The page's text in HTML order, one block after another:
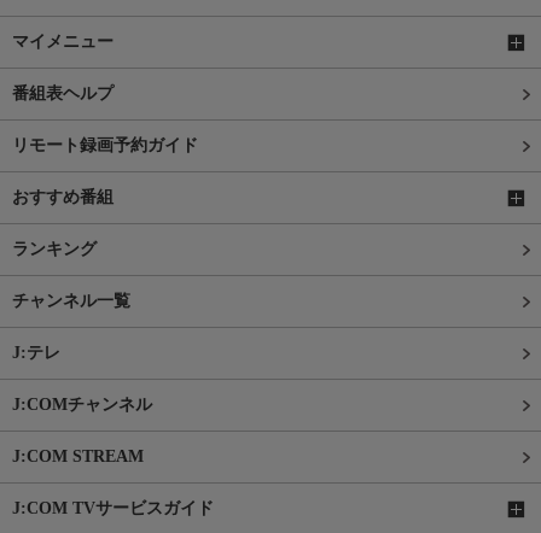
マイメニュー
番組表ヘルプ
リモート録画予約ガイド
おすすめ番組
ランキング
チャンネル一覧
J:テレ
J:COMチャンネル
J:COM STREAM
J:COM TVサービスガイド